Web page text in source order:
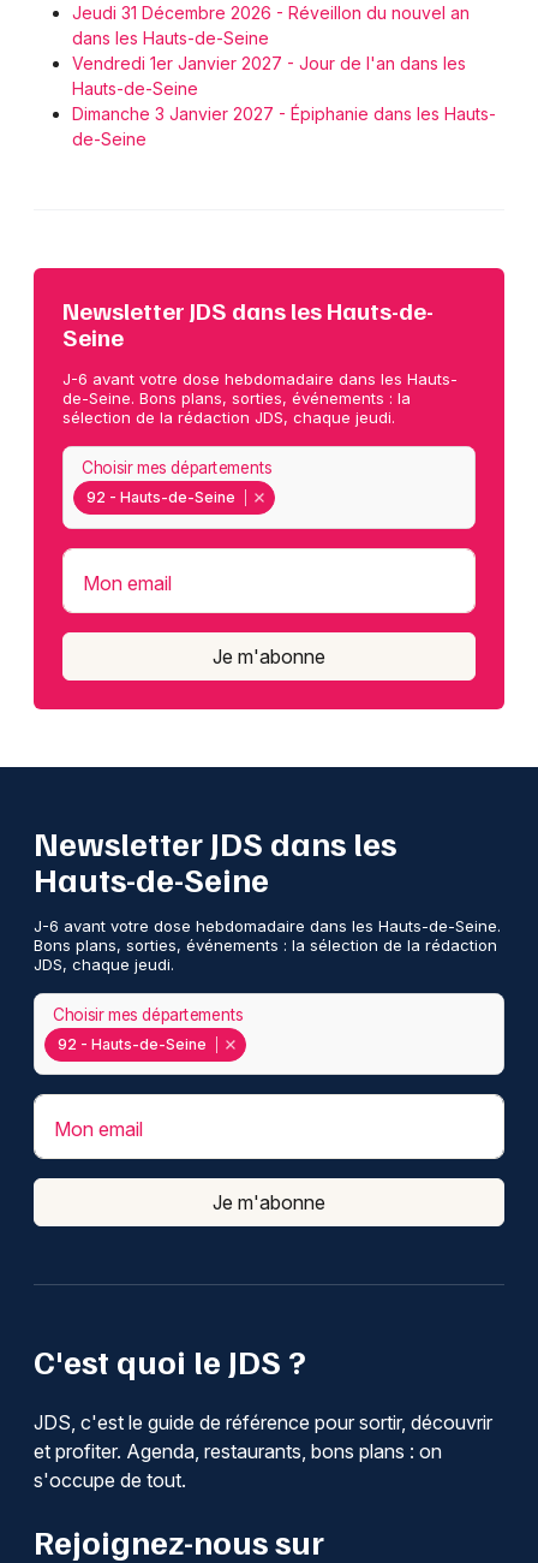
Jeudi 31 Décembre 2026 - Réveillon du nouvel an
dans les Hauts-de-Seine
Vendredi 1er Janvier 2027 - Jour de l'an dans les
Hauts-de-Seine
Dimanche 3 Janvier 2027 - Épiphanie dans les Hauts-
de-Seine
Newsletter JDS dans les Hauts-de-
Seine
J-6 avant votre dose hebdomadaire dans les Hauts-
de-Seine. Bons plans, sorties, événements : la
sélection de la rédaction JDS, chaque jeudi.
92 - Hauts-de-Seine
Choisir mes départements
Mon email
Je m'abonne
C'est quoi le JDS ?
JDS, c'est le guide de référence pour sortir, découvrir
et profiter. Agenda, restaurants, bons plans : on
s'occupe de tout.
Rejoignez-nous sur
Newsletter JDS dans les
Hauts-de-Seine
J-6 avant votre dose hebdomadaire dans les Hauts-de-Seine.
Bons plans, sorties, événements : la sélection de la rédaction
JDS, chaque jeudi.
92 - Hauts-de-Seine
Choisir mes départements
Mon email
Je m'abonne